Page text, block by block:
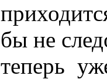
бы не
теперь